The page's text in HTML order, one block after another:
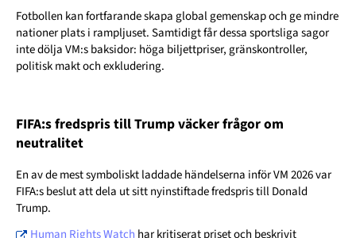
Fotbollen kan fortfarande skapa global gemenskap och ge mindre
nationer plats i rampljuset. Samtidigt får dessa sportsliga sagor
inte dölja VM:s baksidor: höga biljettpriser, gränskontroller,
politisk makt och exkludering.
FIFA:s fredspris till Trump väcker frågor om
neutralitet
En av de mest symboliskt laddade händelserna inför VM 2026 var
FIFA:s beslut att dela ut sitt nyinstiftade fredspris till Donald
Trump.